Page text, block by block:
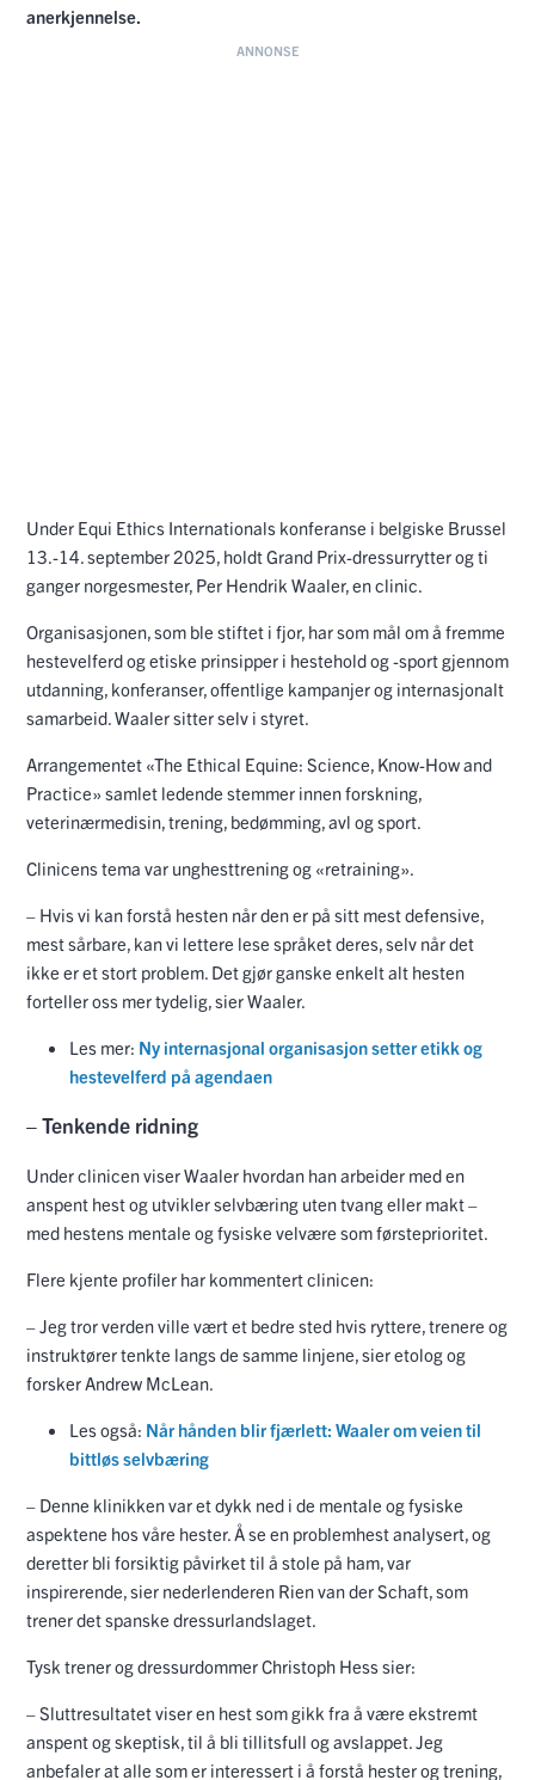
anerkjennelse.
Under Equi Ethics Internationals konferanse i belgiske Brussel
13.-14. september 2025, holdt Grand Prix-dressurrytter og ti
ganger norgesmester, Per Hendrik Waaler, en clinic.
Organisasjonen, som ble stiftet i fjor, har som mål om å fremme
hestevelferd og etiske prinsipper i hestehold og -sport gjennom
utdanning, konferanser, offentlige kampanjer og internasjonalt
samarbeid. Waaler sitter selv i styret.
Arrangementet «The Ethical Equine: Science, Know-How and
Practice» samlet ledende stemmer innen forskning,
veterinærmedisin, trening, bedømming, avl og sport.
Clinicens tema var unghesttrening og «retraining».
– Hvis vi kan forstå hesten når den er på sitt mest defensive,
mest sårbare, kan vi lettere lese språket deres, selv når det
ikke er et stort problem. Det gjør ganske enkelt alt hesten
forteller oss mer tydelig, sier Waaler.
Les mer: Ny internasjonal organisasjon setter etikk og
hestevelferd på agendaen
– Tenkende ridning
Under clinicen viser Waaler hvordan han arbeider med en
anspent hest og utvikler selvbæring uten tvang eller makt –
med hestens mentale og fysiske velvære som førsteprioritet.
Flere kjente profiler har kommentert clinicen:
– Jeg tror verden ville vært et bedre sted hvis ryttere, trenere og
instruktører tenkte langs de samme linjene, sier etolog og
forsker Andrew McLean.
Les også: Når hånden blir fjærlett: Waaler om veien til
bittløs selvbæring
– Denne klinikken var et dykk ned i de mentale og fysiske
aspektene hos våre hester. Å se en problemhest analysert, og
deretter bli forsiktig påvirket til å stole på ham, var
inspirerende, sier nederlenderen Rien van der Schaft, som
trener det spanske dressurlandslaget.
Tysk trener og dressurdommer Christoph Hess sier:
– Sluttresultatet viser en hest som gikk fra å være ekstremt
anspent og skeptisk, til å bli tillitsfull og avslappet. Jeg
anbefaler at alle som er interessert i å forstå hester og trening,